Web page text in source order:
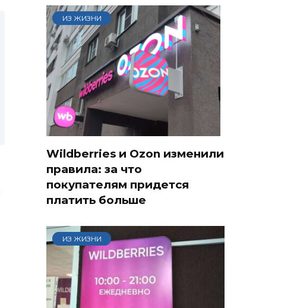
ИЗ ЖИЗНИ
Wildberries и Ozon изменили
правила: за что
покупателям придется
платить больше
ИЗ ЖИЗНИ